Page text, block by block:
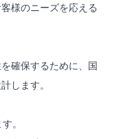
様のニーズを応える
確保するために、国
します。
。